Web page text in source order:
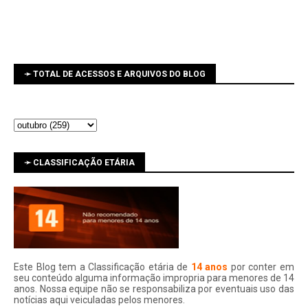
➛ TOTAL DE ACESSOS E ARQUIVOS DO BLOG
➛ CLASSIFICAÇÃO ETÁRIA
Este Blog tem a Classificação etária de 14 anos por conter em
seu conteúdo alguma informação impropria para menores de 14
anos. Nossa equipe não se responsabiliza por eventuais uso das
notí­cias aqui veiculadas pelos menores.